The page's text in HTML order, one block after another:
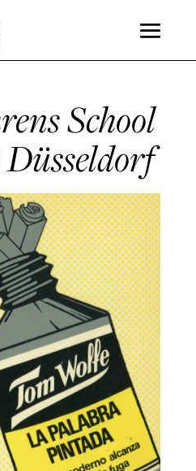
School